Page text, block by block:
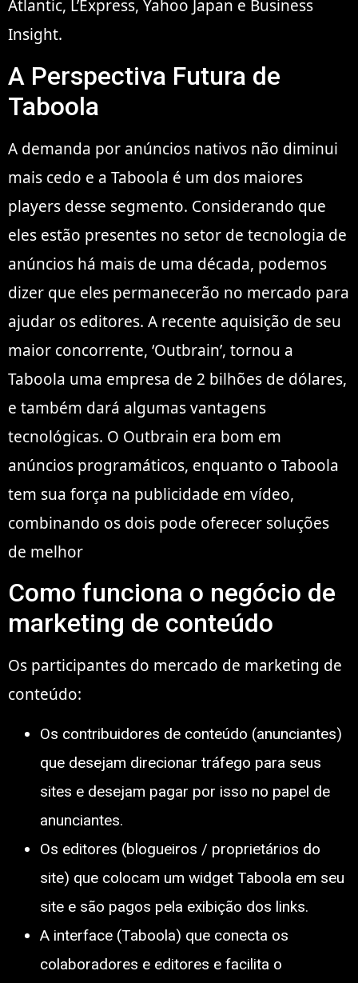
Atlantic, L’Express, Yahoo Japan e Business
Insight.
A Perspectiva Futura de
Taboola
A demanda por anúncios nativos não diminui
mais cedo e a Taboola é um dos maiores
players desse segmento. Considerando que
eles estão presentes no setor de tecnologia de
anúncios há mais de uma década, podemos
dizer que eles permanecerão no mercado para
ajudar os editores. A recente aquisição de seu
maior concorrente, ‘Outbrain’, tornou a
Taboola uma empresa de 2 bilhões de dólares,
e também dará algumas vantagens
tecnológicas. O Outbrain era bom em
anúncios programáticos, enquanto o Taboola
tem sua força na publicidade em vídeo,
combinando os dois pode oferecer soluções
de melhor
Como funciona o negócio de
marketing de conteúdo
Os participantes do mercado de marketing de
conteúdo:
Os contribuidores de conteúdo (anunciantes)
que desejam direcionar tráfego para seus
sites e desejam pagar por isso no papel de
anunciantes.
Os editores (blogueiros / proprietários do
site) que colocam um widget Taboola em seu
site e são pagos pela exibição dos links.
A interface (Taboola) que conecta os
colaboradores e editores e facilita o